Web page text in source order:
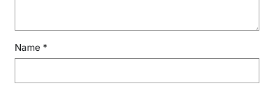
Name *